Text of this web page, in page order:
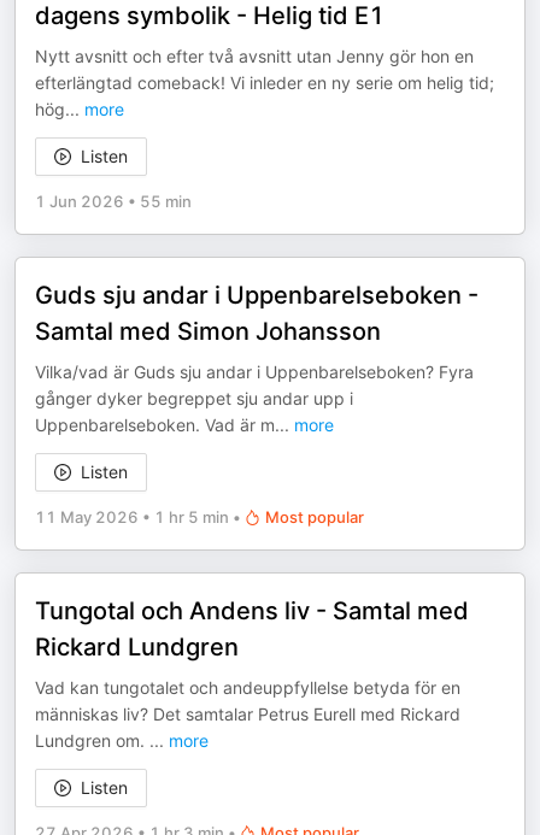
dagens symbolik - Helig tid E1
Nytt avsnitt och efter två avsnitt utan Jenny gör hon en
efterlängtad comeback! Vi inleder en ny serie om helig tid;
hög... more
Listen
1 Jun 2026 • 55 min
Guds sju andar i Uppenbarelseboken -
Samtal med Simon Johansson
Vilka/vad är Guds sju andar i Uppenbarelseboken? Fyra
gånger dyker begreppet sju andar upp i
Uppenbarelseboken. Vad är m... more
Listen
11 May 2026 • 1 hr 5 min • Most popular
Tungotal och Andens liv - Samtal med
Rickard Lundgren
Vad kan tungotalet och andeuppfyllelse betyda för en
människas liv? Det samtalar Petrus Eurell med Rickard
Lundgren om. ... more
Listen